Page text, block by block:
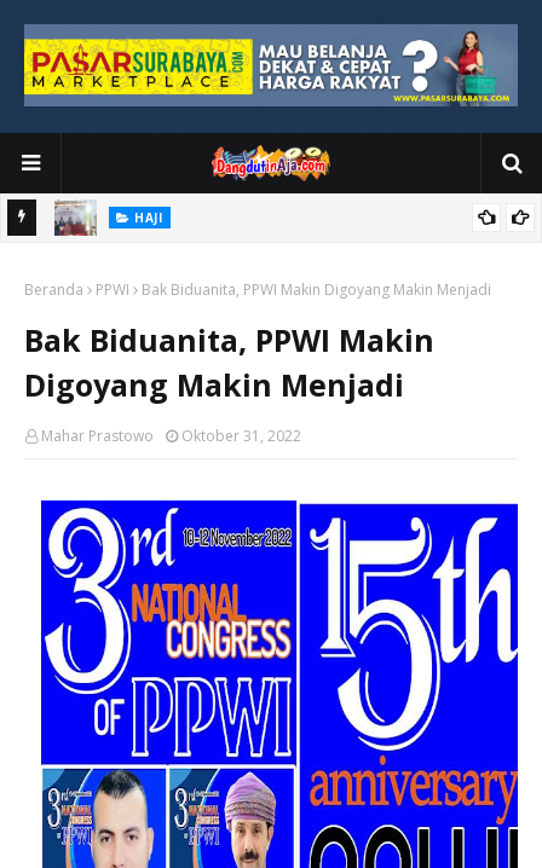
HAJI
Utama
Beranda PPWI Bak Biduanita, PPWI Makin Digoyang Makin Menjadi
Bak Biduanita, PPWI Makin
Digoyang Makin Menjadi
Mahar Prastowo Oktober 31, 2022